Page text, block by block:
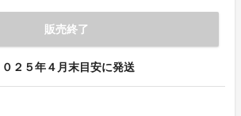
販売終了
２５年４月末目安に発送